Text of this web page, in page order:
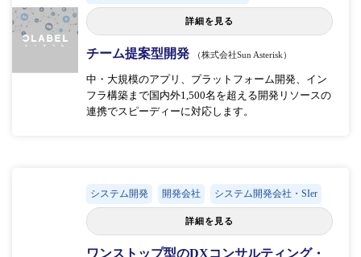
詳細を見る
チーム提案型開発 （株式会社Sun Asterisk）
中・大規模のアプリ、プラットフォーム開発、イン
フラ構築まで国内外1,500名を超える開発リソースの
連携でスピーディーに対応します。
システム開発 開発会社 システム開発会社・SIer
詳細を見る
ワンストップ型のDXコンサルティング・